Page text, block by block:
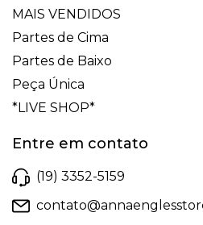
MAIS VENDIDOS
Partes de Cima
Partes de Baixo
Peça Única
*LIVE SHOP*
Entre em contato
(19) 3352-5159